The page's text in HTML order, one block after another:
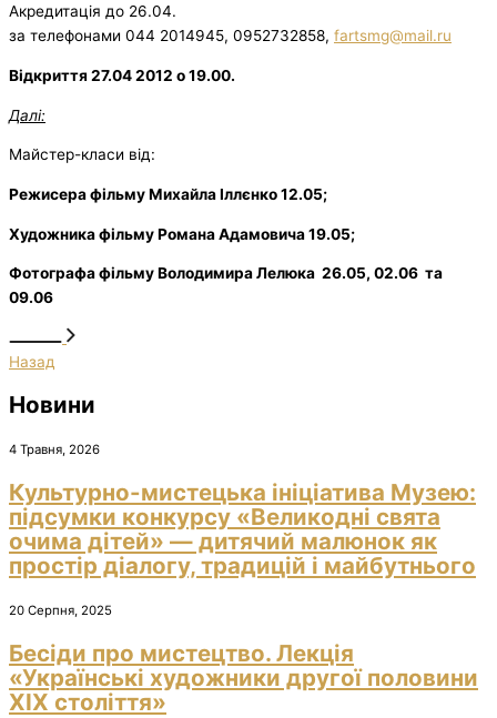
Акредитація до 26.04.
за телефонами 044 2014945, 0952732858, fartsmg@mail.ru
Відкриття 27.04 2012 о 19.00.
Далі:
Майстер-класи від:
Режисера фільму Михайла Іллєнко12.05;
Художника фільму Романа Адамовича 19.05;
Фотографа фільму Володимира Лелюка 26.05, 02.06 та
09.06
Назад
Новини
4 Травня, 2026
Культурно-мистецька ініціатива Музею:
підсумки конкурсу «Великодні свята
очима дітей» — дитячий малюнок як
простір діалогу, традицій і майбутнього
20 Серпня, 2025
Бесіди про мистецтво. Лекція
«Українські художники другої половини
ХІХ століття»